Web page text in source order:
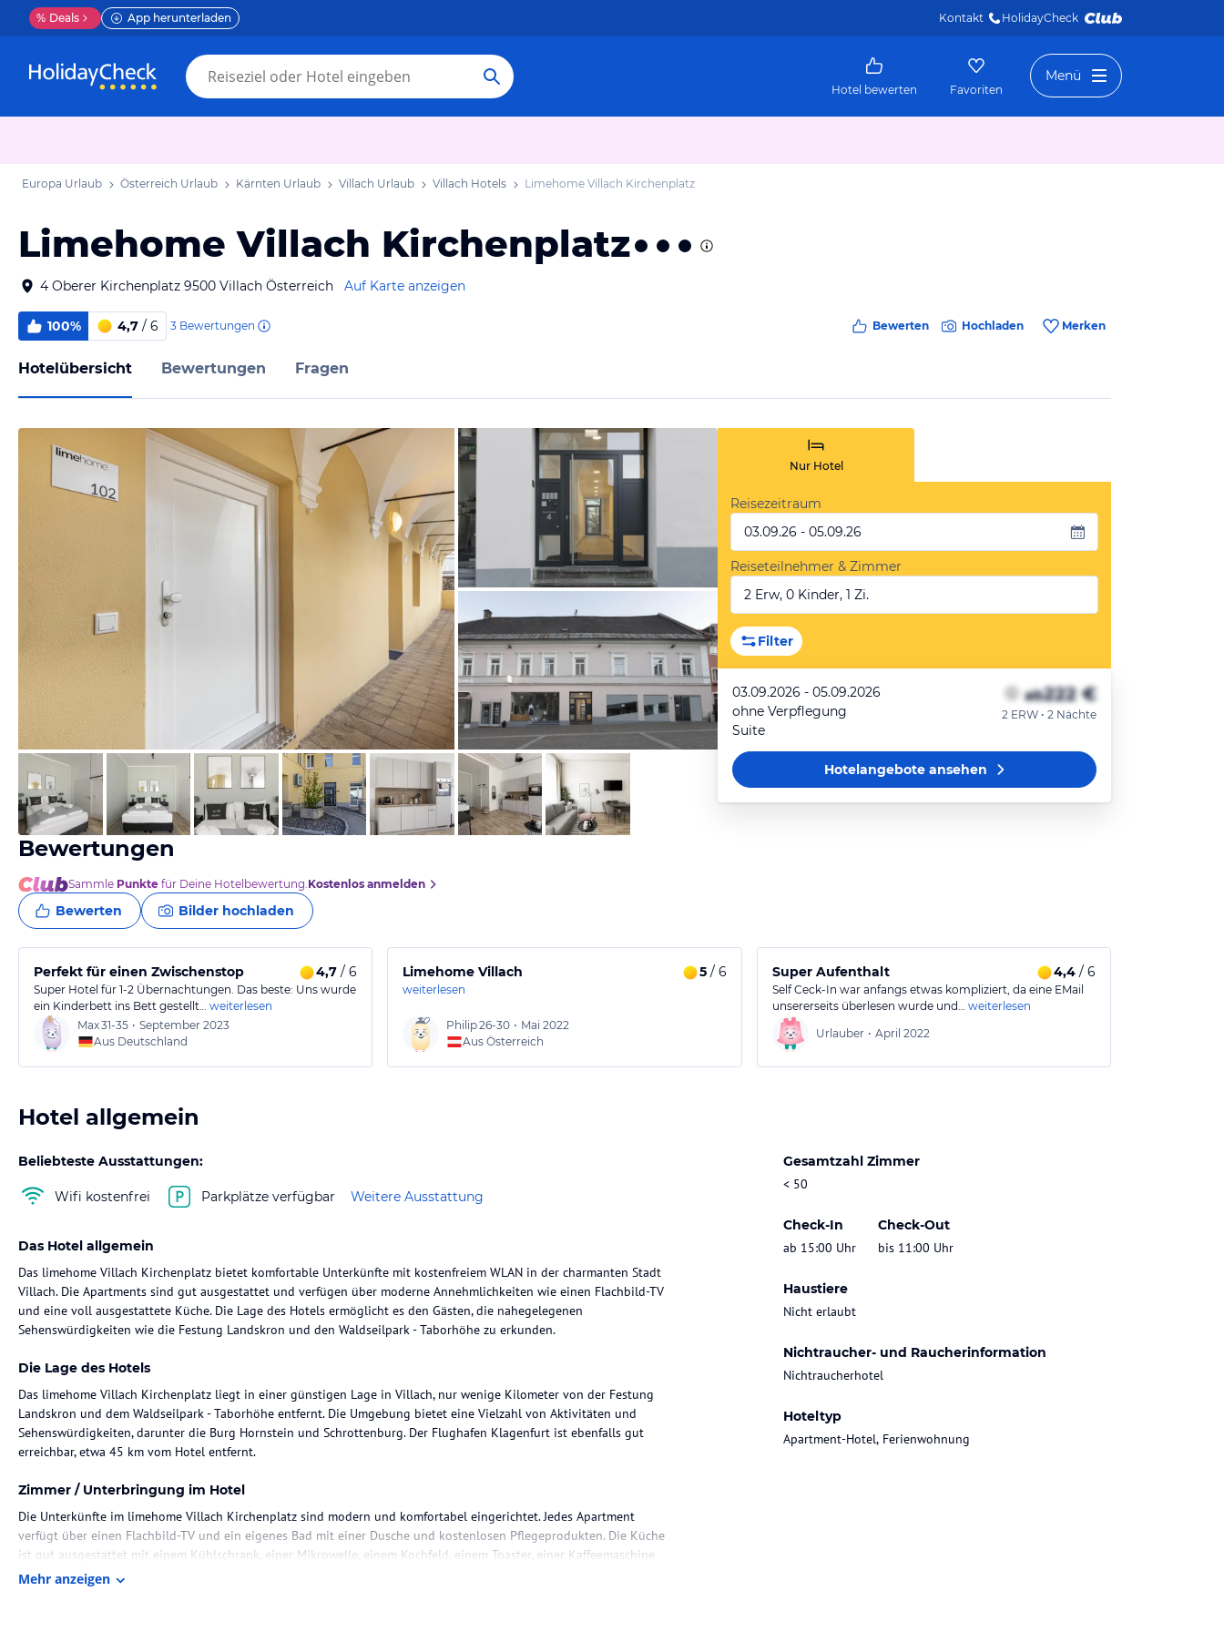
% Deals App herunterladen Kontakt HolidayCheck
Hotel bewerten Favoriten
Menü
Europa Urlaub Österreich Urlaub Kärnten Urlaub Villach Urlaub Villach Hotels Limehome Villach Kirchenplatz
Limehome Villach Kirchenplatz
4 Oberer Kirchenplatz 9500 Villach Österreich Auf Karte anzeigen
100% 4,7 / 6 3 Bewertungen Bewerten Hochladen Merken
Hotelübersicht Bewertungen Fragen
von Expedia
von Expedia
von Expedia
Nur Hotel
Reisezeitraum
03.09.26 - 05.09.26
Reiseteilnehmer & Zimmer
2 Erw, 0 Kinder, 1 Zi.
Filter
03.09.2026 - 05.09.2026
ohne Verpflegung
Suite
ab222 €
2 ERW • 2 Nächte
Hotelangeboteansehen
Bewertungen
Sammle Punkte für Deine Hotelbewertung.Kostenlos anmelden
Bewerten Bilder hochladen
Perfekt für einen Zwischenstop 4,7 / 6
Super Hotel für 1-2 Übernachtungen. Das beste: Uns wurde
ein Kinderbett ins Bett gestellt… weiterlesen
Max31-35 • September 2023
Aus Deutschland
Limehome Villach 5/ 6
weiterlesen
Philip26-30 • Mai 2022
Aus Österreich
Super Aufenthalt 4,4/ 6
Self Ceck-In war anfangs etwas kompliziert, da eine EMail
unsererseits überlesen wurde und… weiterlesen
Urlauber • April 2022
Hotel allgemein
Beliebteste Ausstattungen:
Wifi kostenfrei Parkplätze verfügbar Weitere Ausstattung
Gesamtzahl Zimmer
< 50
Check-In
ab 15:00 Uhr
Check-Out
bis 11:00 Uhr
Haustiere
Nicht erlaubt
Nichtraucher- und Raucherinformation
Nichtraucherhotel
Hoteltyp
Apartment-Hotel, Ferienwohnung
Das Hotel allgemein
Das limehome Villach Kirchenplatz bietet komfortable Unterkünfte mit kostenfreiem WLAN in der charmanten Stadt
Villach. Die Apartments sind gut ausgestattet und verfügen über moderne Annehmlichkeiten wie einen Flachbild-TV
und eine voll ausgestattete Küche. Die Lage des Hotels ermöglicht es den Gästen, die nahegelegenen
Sehenswürdigkeiten wie die Festung Landskron und den Waldseilpark - Taborhöhe zu erkunden.
Die Lage des Hotels
Das limehome Villach Kirchenplatz liegt in einer günstigen Lage in Villach, nur wenige Kilometer von der Festung
Landskron und dem Waldseilpark - Taborhöhe entfernt. Die Umgebung bietet eine Vielzahl von Aktivitäten und
Sehenswürdigkeiten, darunter die Burg Hornstein und Schrottenburg. Der Flughafen Klagenfurt ist ebenfalls gut
erreichbar, etwa 45 km vom Hotel entfernt.
Zimmer / Unterbringung im Hotel
Die Unterkünfte im limehome Villach Kirchenplatz sind modern und komfortabel eingerichtet. Jedes Apartment
verfügt über einen Flachbild-TV und ein eigenes Bad mit einer Dusche und kostenlosen Pflegeprodukten. Die Küche
ist gut ausgestattet mit einem Kühlschrank, einer Mikrowelle, einem Kochfeld, einem Toaster, einer Kaffeemaschine
und einem Wasserkocher. Kostenloses WLAN ist in allen Zimmern verfügbar.
Mehr anzeigen